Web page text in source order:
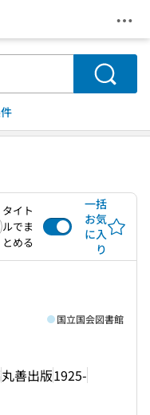
メ
検索
タイト
ルでま
とめる
一括
お気
に入
り
丸善出版1925-
国立国会図書館